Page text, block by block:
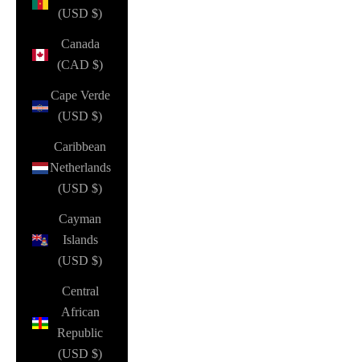
(USD $)
Canada
(CAD $)
Cape Verde
(USD $)
Caribbean
Netherlands
(USD $)
Cayman
Islands
(USD $)
Central
African
Republic
(USD $)